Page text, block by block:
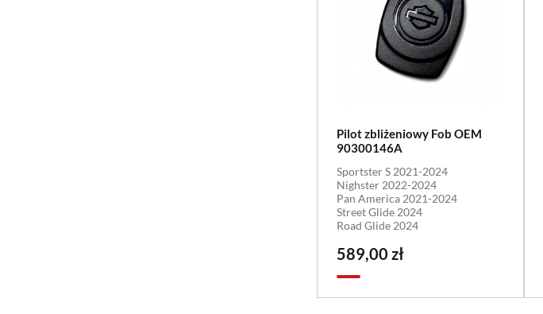
Pilot zbliżeniowy Fob OEM
90300146A
Sportster S 2021-2024
Nighster 2022-2024
Pan America 2021-2024
Street Glide 2024
Road Glide 2024
589,00 zł